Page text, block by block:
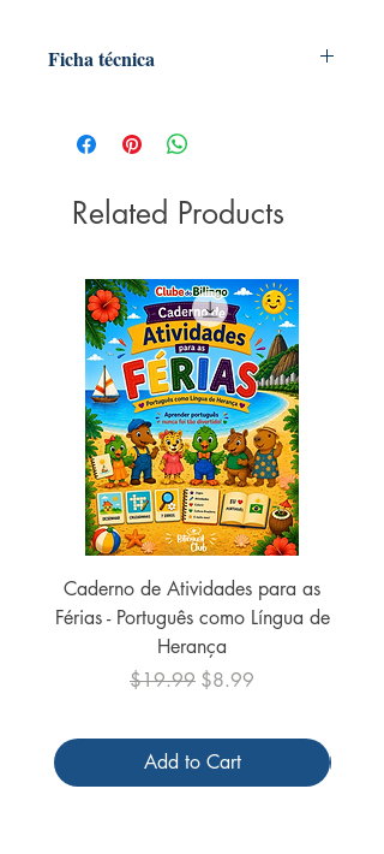
Ficha técnica
Ilustrador:
Lie Nobusa
Dimensões:27cm x 20cm
Editora:Ciranda Cultural
Idioma:Português
Número de páginas:96
230 gramas
Ano de publicação:2021
Encadernação:Brochura
Related Products
Caderno de Atividades para as
Férias - Português como Língua de
Herança
Regular Price
$19.99 Sale Price
$8.99
Add to Cart